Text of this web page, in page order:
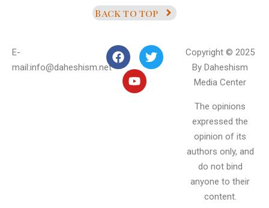
Back to top
E-
mail:info@daheshism.net
Copyright © 2025
By Daheshism
Media Center
The opinions
expressed the
opinion of its
authors only, and
do not bind
anyone to their
content.